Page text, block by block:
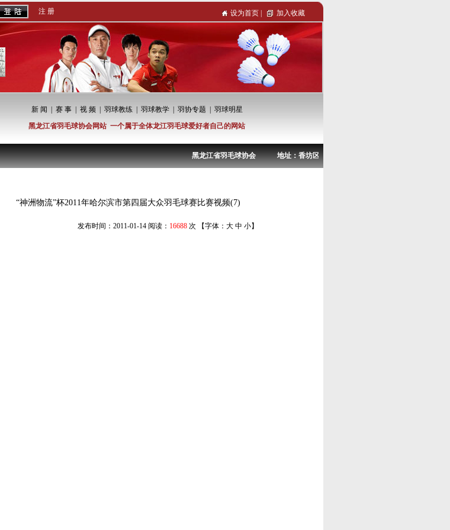
注 册 设为首页 加入收藏
新 闻 赛 事| 视 频| 羽球教练| 羽球教学| 羽协专题
羽球明星
黑龙江省羽毛球协会网站 一个属于全体龙江羽毛球爱好者自己的网站
黑龙江省羽毛球协会 地址：香坊区大庆副路38-4号 电话：0451-82967722
“神洲物流”杯2011年哈尔滨市第四届大众羽毛球赛比赛视频(7)
发布时间：2011-01-14 阅读： 16688 次 【字体： 大 中 小】